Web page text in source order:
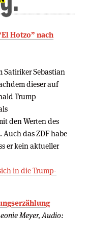
Hotzo” nach
Satiriker Sebastian
dieser auf
Trump
den Werten des
das ZDF habe
er kein aktueller
in die Trump-
Meyer, Audio: